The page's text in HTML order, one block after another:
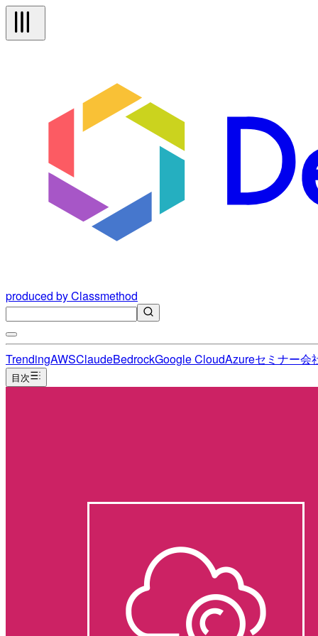
produced by Classmethod
TrendingAWSClaudeBedrockGoogle CloudAzureセミナー会
目次